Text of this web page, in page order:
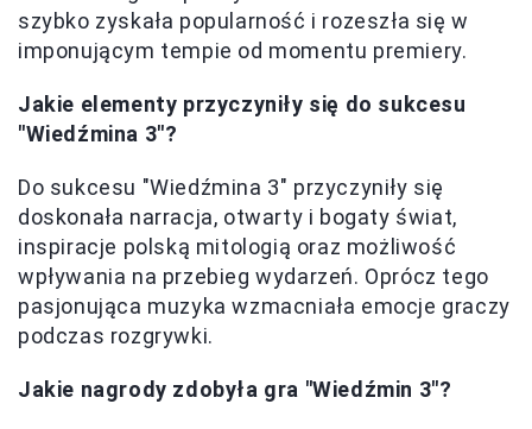
szybko zyskała popularność i rozeszła się w
imponującym tempie od momentu premiery.
Jakie elementy przyczyniły się do sukcesu
"Wiedźmina 3"?
Do sukcesu "Wiedźmina 3" przyczyniły się
doskonała narracja, otwarty i bogaty świat,
inspiracje polską mitologią oraz możliwość
wpływania na przebieg wydarzeń. Oprócz tego
pasjonująca muzyka wzmacniała emocje graczy
podczas rozgrywki.
Jakie nagrody zdobyła gra "Wiedźmin 3"?